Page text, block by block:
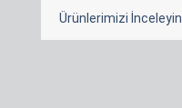
Ürünlerimizi İnceleyin